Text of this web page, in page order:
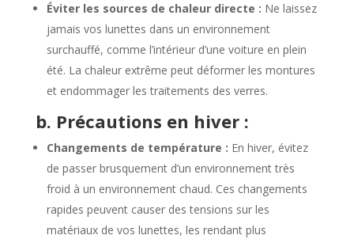
Éviter les sources de chaleur directe : Ne laissez
jamais vos lunettes dans un environnement
surchauffé, comme l’intérieur d’une voiture en plein
été. La chaleur extrême peut déformer les montures
et endommager les traitements des verres.
b. Précautions en hiver :
Changements de température : En hiver, évitez
de passer brusquement d’un environnement très
froid à un environnement chaud. Ces changements
rapides peuvent causer des tensions sur les
matériaux de vos lunettes, les rendant plus